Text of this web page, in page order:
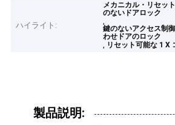
ハイライト:
メカニカル・リセッ
のないドアロック
,
鍵のないアクセス制
わせドアのロック
, リセット可能な 1 X
製品説明: